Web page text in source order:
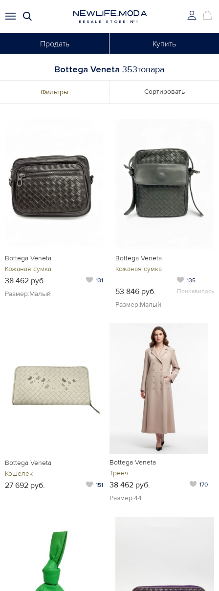
NEWLIFE.MODA
RESALE STORE №1
Продать Купить
Bottega Veneta 353товара
Фильтры Сортировать
Bottega Veneta
Кожаная сумка
38 462 руб. 131
Размер:Малый
Bottega Veneta
Кожаная сумка
53 846 руб.
135
Понравилось
Размер:Малый
Bottega Veneta
Кошелек
27 692 руб. 151
Bottega Veneta
Тренч
38 462 руб. 170
Размер:44